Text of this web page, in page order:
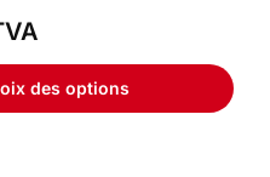
des options